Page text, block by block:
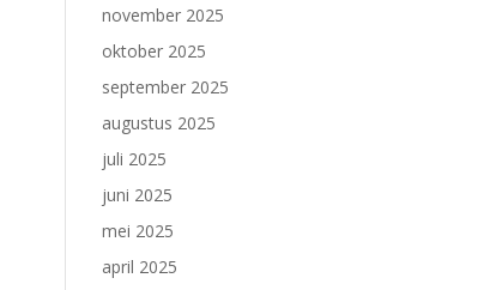
november 2025
oktober 2025
september 2025
augustus 2025
juli 2025
juni 2025
mei 2025
april 2025